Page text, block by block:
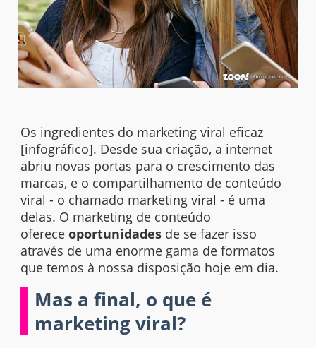
Os ingredientes do marketing viral eficaz
[infográfico]. Desde sua criação, a internet
abriu novas portas para o crescimento das
marcas, e o compartilhamento de conteúdo
viral - o chamado marketing viral - é uma
delas. O marketing de conteúdo
ofereceoportunidades de se fazer isso
através de uma enorme gama de formatos
que temos à nossa disposição hoje em dia.
Mas a final, o que é
marketing viral?